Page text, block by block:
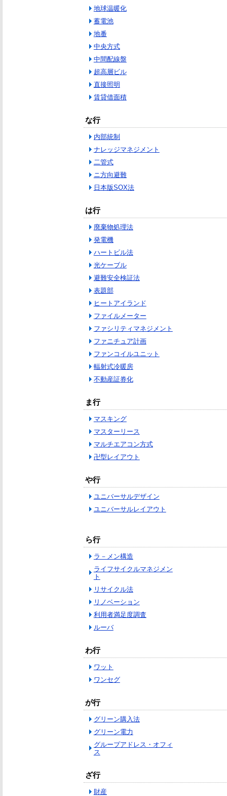
地球温暖化
蓄電池
地番
中央方式
中間配線盤
超高層ビル
直接照明
賃貸借面積
な行
内部統制
ナレッジマネジメント
二管式
ニ方向避難
日本版SOX法
は行
廃棄物処理法
発電機
ハートビル法
光ケーブル
避難安全検証法
表題部
ヒートアイランド
ファイルメーター
ファシリティマネジメント
ファニチュア計画
ファンコイルユニット
輻射式冷暖房
不動産証券化
ま行
マスキング
マスターリース
マルチエアコン方式
卍型レイアウト
や行
ユニバーサルデザイン
ユニバーサルレイアウト
ら行
ラ－メン構造
ライフサイクルマネジメン
ト
リサイクル法
リノベーション
利用者満足度調査
ルーバ
わ行
ワット
ワンセグ
が行
グリーン購入法
グリーン電力
グループアドレス・オフィ
ス
ざ行
財産